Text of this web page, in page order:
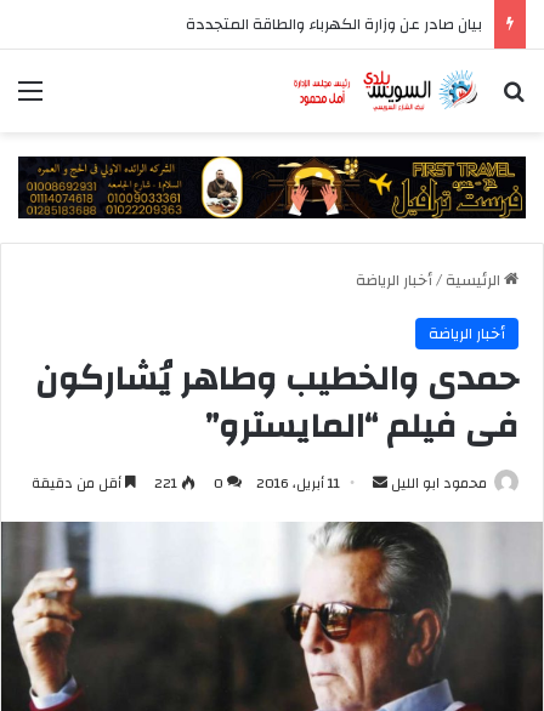
بيان صادر عن وزارة الكهرباء والطاقة المتجددة
بحث عن
الرئيسية/أخبار الرياضة
أخبار الرياضة
حمدى والخطيب وطاهر يُشاركون
فى فيلم “المايسترو”
محمود ابو الليل
أرسل
إلكترونيا
11 أبريل، 2016 0
221 أقل من دقيقة